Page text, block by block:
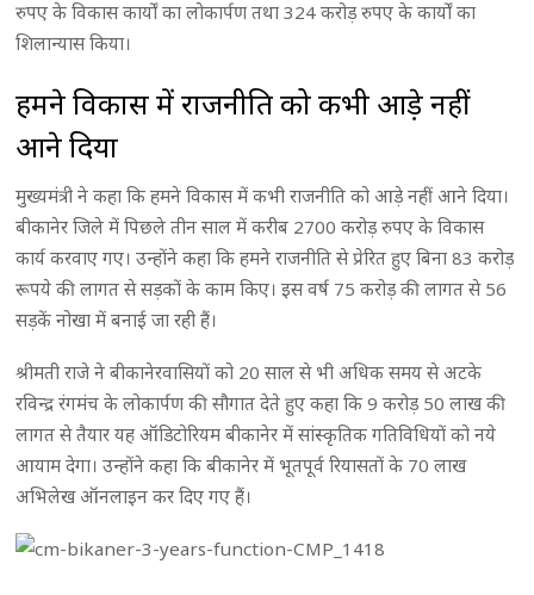
रुपए के विकास कार्यों का लोकार्पण तथा 324 करोड़ रुपए के कार्यों का
शिलान्यास किया।
हमने विकास में राजनीति को कभी आड़े नहीं
आने दिया
मुख्यमंत्री ने कहा कि हमने विकास में कभी राजनीति को आड़े नहीं आने दिया।
बीकानेर जिले में पिछले तीन साल में करीब 2700 करोड़ रुपए के विकास
कार्य करवाए गए। उन्होंने कहा कि हमने राजनीति से प्रेरित हुए बिना 83 करोड़
रूपये की लागत से सड़कों के काम किए। इस वर्ष 75 करोड़ की लागत से 56
सड़कें नोखा में बनाई जा रही हैं।
श्रीमती राजे ने बीकानेरवासियों को 20 साल से भी अधिक समय से अटके
रविन्द्र रंगमंच के लोकार्पण की सौगात देते हुए कहा कि 9 करोड़ 50 लाख की
लागत से तैयार यह ऑडिटोरियम बीकानेर में सांस्कृतिक गतिविधियों को नये
आयाम देगा। उन्होंने कहा कि बीकानेर में भूतपूर्व रियासतों के 70 लाख
अभिलेख ऑनलाइन कर दिए गए हैं।